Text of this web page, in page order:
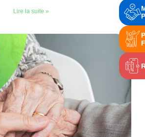
Lire la suite »